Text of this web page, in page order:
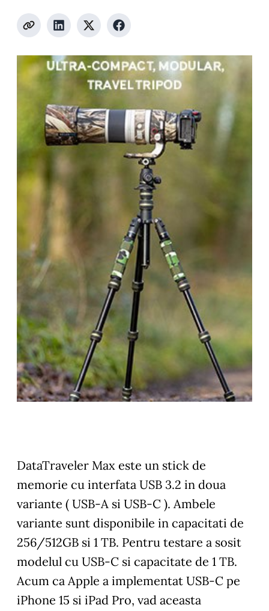
DataTraveler Max este un stick de
memorie cu interfata USB 3.2 in doua
variante ( USB-A si USB-C ). Ambele
variante sunt disponibile in capacitati de
256/512GB si 1 TB. Pentru testare a sosit
modelul cu USB-C si capacitate de 1 TB.
Acum ca Apple a implementat USB-C pe
iPhone 15 si iPad Pro, vad aceasta